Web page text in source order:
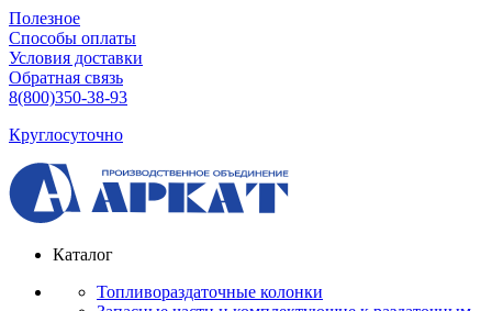
Полезное
Способы оплаты
Условия доставки
Обратная связь
8(800)350-38-93
Круглосуточно
Каталог
Топливораздаточные колонки